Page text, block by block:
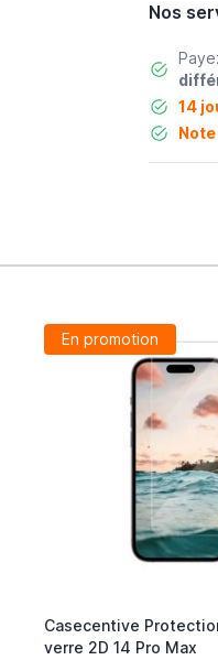
Nos
14
En promotion
Casecentive
verre 2D 14 Pro Max